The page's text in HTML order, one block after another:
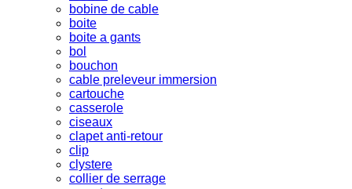
bobine de cable
boite
boite a gants
bol
bouchon
cable preleveur immersion
cartouche
casserole
ciseaux
clapet anti-retour
clip
clystere
collier de serrage